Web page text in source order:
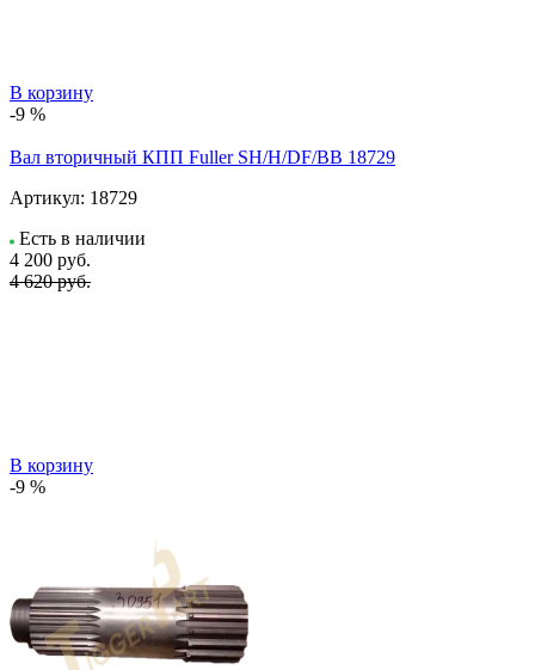
В корзину
-9 %
Вал вторичный КПП Fuller SH/H/DF/BB 18729
Артикул: 18729
Есть в наличии
4 200 руб.
4 620 руб.
В корзину
-9 %